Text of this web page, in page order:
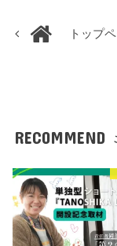
トップ
RECOMMEND